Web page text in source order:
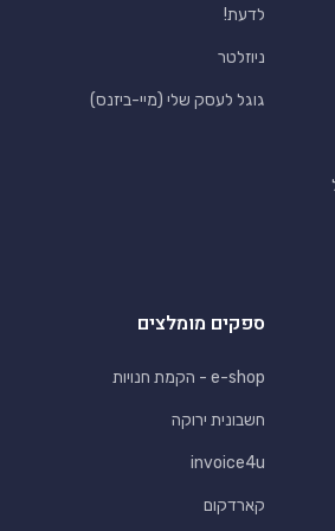
לדעת!
ניוזלטר
גוגל לעסק שלי (מיי-ביזנס)
ספקים מומלצים
e-shop - הקמת חנויות
חשבונית ירוקה
invoice4u
קארדקום